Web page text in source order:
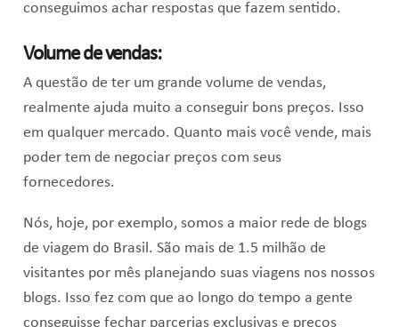
conseguimos achar respostas que fazem sentido.
Volume de vendas:
A questão de ter um grande volume de vendas,
realmente ajuda muito a conseguir bons preços. Isso
em qualquer mercado. Quanto mais você vende, mais
poder tem de negociar preços com seus
fornecedores.
Nós, hoje, por exemplo, somos a maior rede de blogs
de viagem do Brasil. São mais de 1.5 milhão de
visitantes por mês planejando suas viagens nos nossos
blogs. Isso fez com que ao longo do tempo a gente
conseguisse fechar parcerias exclusivas e preços